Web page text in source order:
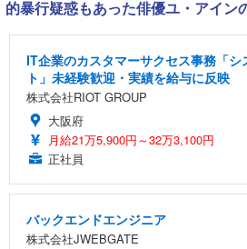
的暴行疑惑もあった俳優ユ・アイン
IT企業のカスタマーサクセス事務「シ
ト」未経験歓迎・実績を給与に反映
株式会社RIOT GROUP
大阪府
月給21万5,900円～32万3,100円
正社員
バックエンドエンジニア
株式会社JWEBGATE